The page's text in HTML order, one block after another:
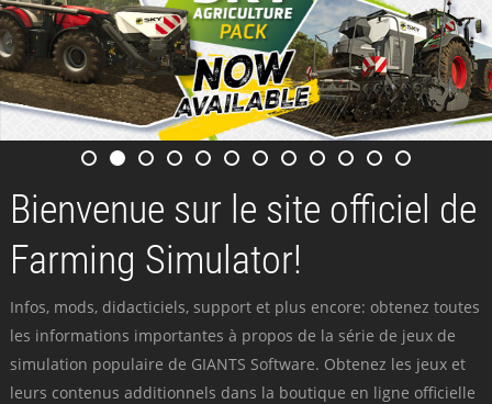
Bienvenue sur le site officiel de
Farming Simulator!
Infos, mods, didacticiels, support et plus encore: obtenez toutes
les informations importantes à propos de la série de jeux de
simulation populaire de GIANTS Software. Obtenez les jeux et
leurs contenus additionnels dans la boutique en ligne officielle